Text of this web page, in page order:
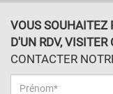
VOUS SOUHAITEZ
D'UN RDV, VISITER
CONTACTER